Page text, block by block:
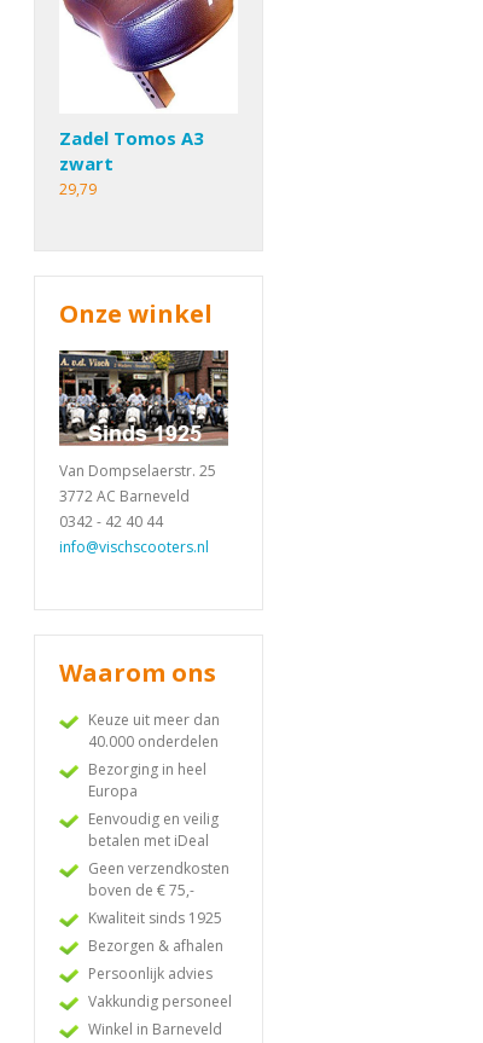
Zadel Tomos A3
zwart
29,79
Onze winkel
Van Dompselaerstr. 25
3772 AC Barneveld
0342 - 42 40 44
info@vischscooters.nl
Waarom ons
Keuze uit meer dan
40.000 onderdelen
Bezorging in heel
Europa
Eenvoudig en veilig
betalen met iDeal
Geen verzendkosten
boven de € 75,-
Kwaliteit sinds 1925
Bezorgen & afhalen
Persoonlijk advies
Vakkundig personeel
Winkel in Barneveld